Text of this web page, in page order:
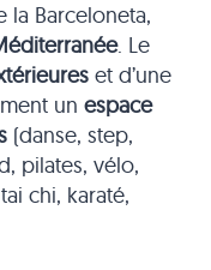
la Barceloneta,
. Le
et d’une
un espace
(danse, step,
pilates, vélo,
chi, karaté,